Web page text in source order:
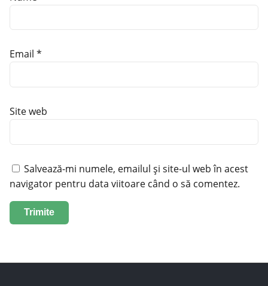
Email *
Site web
Salvează-mi numele, emailul și site-ul web în acest
navigator pentru data viitoare când o să comentez.